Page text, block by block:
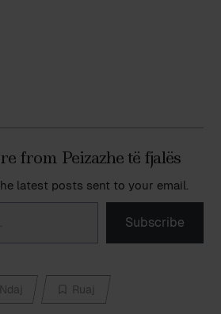
from Peizazhe të fjalës
latest posts sent to your email.
Subscribe
Ndaj Ruaj